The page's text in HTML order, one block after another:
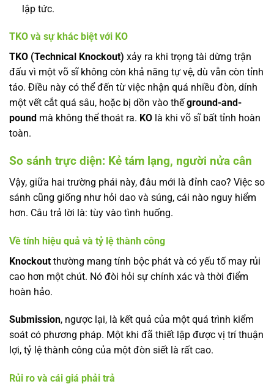
lập tức.
TKO và sự khác biệt với KO
TKO (Technical Knockout) xảy ra khi trọng tài dừng trận
đấu vì một võ sĩ không còn khả năng tự vệ, dù vẫn còn tỉnh
táo. Điều này có thể đến từ việc nhận quá nhiều đòn, dính
một vết cắt quá sâu, hoặc bị dồn vào thếground-and-
pound mà không thể thoát ra. KO là khi võ sĩ bất tỉnh hoàn
toàn.
So sánh trực diện: Kẻ tám lạng, người nửa cân
Vậy, giữa hai trường phái này, đâu mới là đỉnh cao? Việc so
sánh cũng giống như hỏi dao và súng, cái nào nguy hiểm
hơn. Câu trả lời là: tùy vào tình huống.
Về tính hiệu quả và tỷ lệ thành công
Knockout thường mang tính bộc phát và có yếu tố may rủi
cao hơn một chút. Nó đòi hỏi sự chính xác và thời điểm
hoàn hảo.
Submission, ngược lại, là kết quả của một quá trình kiểm
soát có phương pháp. Một khi đã thiết lập được vị trí thuận
lợi, tỷ lệ thành công của một đòn siết là rất cao.
Rủi ro và cái giá phải trả